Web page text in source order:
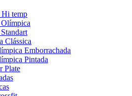
temp
Clássica
Emborrachada
Pintada
Plate